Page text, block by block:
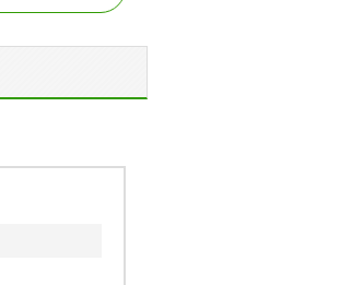
木前、西
郷町、東
原山町赤